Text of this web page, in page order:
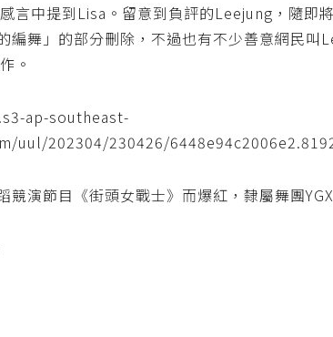
言中提到Lisa。留意到負評的Leejung，隨即
編舞」的部分刪除，不過也有不少善意網民叫
。
競演節目《街頭女戰士》而爆紅，隸屬舞團YGX